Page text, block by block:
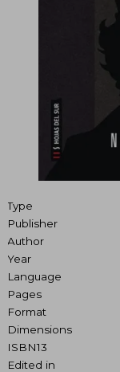
Type
Publisher
Author
Year
Language
Pages
Format
Dimensions
ISBN13
Edited in